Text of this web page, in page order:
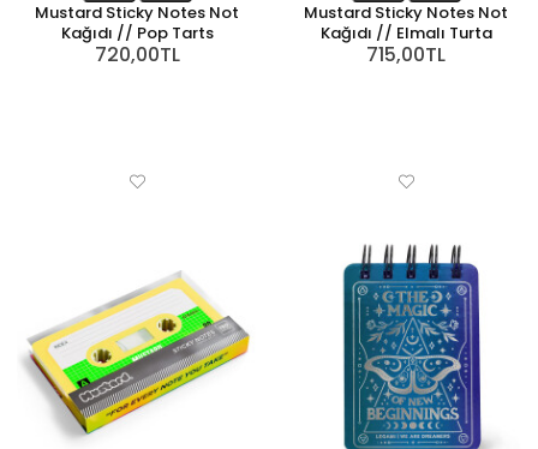
Mustard Sticky Notes Not
Kağıdı // Pop Tarts
720,00TL
Mustard Sticky Notes Not
Kağıdı // Elmalı Turta
715,00TL